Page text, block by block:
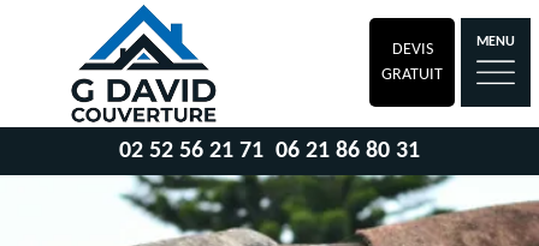
DEVIS
GRATUIT
MENU
02 52 56 21 71 06 21 86 80 31